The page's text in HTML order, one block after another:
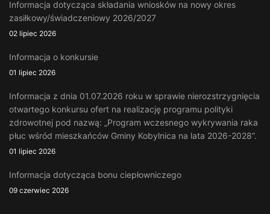
Informacja dotycząca składania wniosków na nowy okres
zasiłkowy/świadczeniowy 2026/2027
02 lipiec 2026
Informacja o konkursie
01 lipiec 2026
Informacja z dnia 01.07.2026 roku w sprawie nierozstrzygnięcia
otwartego konkursu ofert na realizację programu polityki
zdrowotnej pod nazwą: „Program wczesnego wykrywania raka
płuc wśród mieszkańców Gminy Kobylnica na lata 2026-2028”.
01 lipiec 2026
Informacja dotycząca bonu ciepłowniczego
09 czerwiec 2026